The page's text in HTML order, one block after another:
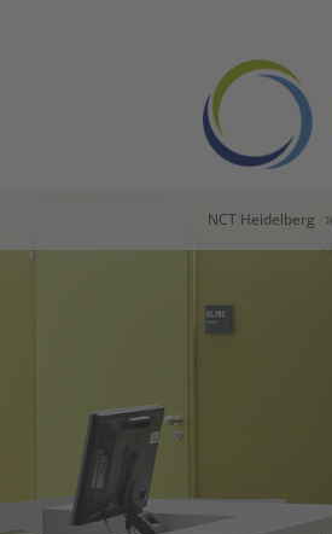
NCT Heidelberg